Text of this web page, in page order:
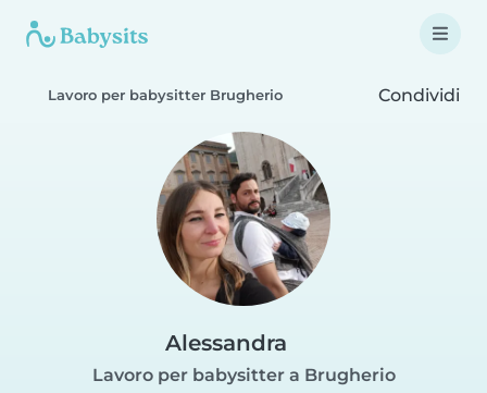
Lavoro per babysitter Brugherio Condividi
Alessandra
Lavoro per babysitter a Brugherio